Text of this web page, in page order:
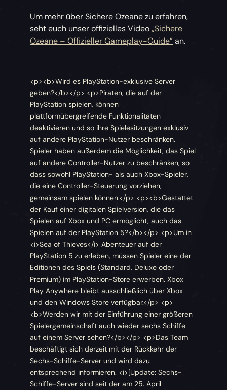
Um mehr über Sichere Ozeane zu erfahren,
seht euch unser offizielles Video„Sichere
Ozeane – Offizieller Gameplay-Guide” an.
<p><b>Wird es PlayStation-exklusive Server
geben?</b></p> <p>Piraten, die auf der
PlayStation spielen, können
plattformübergreifende Funktionalitäten
deaktivieren und so ihre Spielesitzungen exklusiv
auf andere PlayStation-Nutzer beschränken.
Spieler haben außerdem die Möglichkeit, das Spiel
auf andere Controller-Nutzer zu beschränken, so
dass sowohl PlayStation- als auch Xbox-Spieler,
die eine Controller-Steuerung vorziehen,
gemeinsam spielen können.</p> <p><b>Gestattet
der Kauf einer digitalen Spielversion, die das
Spielen auf Xbox und PC ermöglicht, auch das
Spielen auf der PlayStation 5?</b></p> <p>Um in
<i>Sea of Thieves</i> Abenteuer auf der
PlayStation 5 zu erleben, müssen Spieler eine der
Editionen des Spiels (Standard, Deluxe oder
Premium) im PlayStation-Store erwerben. Xbox
Play Anywhere bleibt ausschließlich über Xbox
und den Windows Store verfügbar.</p> <p>
<b>Werden wir mit der Einführung einer größeren
Spielergemeinschaft auch wieder sechs Schiffe
auf einem Server sehen?</b></p> <p>Das Team
beschäftigt sich derzeit mit der Rückkehr der
Sechs-Schiffe-Server und wird dazu
entsprechend informieren. <i>[Update: Sechs-
Schiffe-Server sind seit der am 25. April